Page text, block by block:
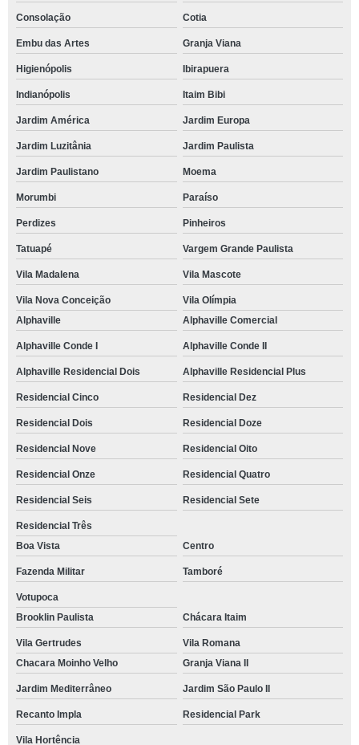
espaço para eventos Panamby
espaço de eventos endereço Vargem Grande Paulista
espaço para eventos empresariais endereço Alphaville
telefone de espaço para eventos empresariais Granja Clotilde
espaço para festa de debutante endereço Monte Santo
onde tem espaço de eventos Parque São George
espaço para eventos pequenos endereço Indianópolis
espaço para confraternização reservar Pitas
espaço para festa de casamento reservar San Diego Park
espaço para confraternização endereço Residencial Onze
onde tem espaço para eventos corporativos Parque Mirante da Mata
espaço para festa de casamento Chácara Canta Galo
espaço para festa de debutante endereço Jardim Rebelato
onde tem espaço de eventos corporativos Caputera
espaço para festa Jardim América
espaço para festa de casamento reservar Quinta dos Angicos
onde tem espaço para confraternização Mirante da Mata
onde tem espaço para confraternização de empresa Jardim Paulistano
espaço para eventos reservar Jardim Passargada I
espaço para eventos empresariais endereço Vila Mascote
espaço de eventos corporativos reservar Alphaville
espaço para festa endereço Jardim do Engenho
espaço de eventos corporativos reservar Parque Rincão
Consolação Cotia
Embu das Artes Granja Viana
Higienópolis Ibirapuera
Indianópolis Itaim Bibi
Jardim América Jardim Europa
Jardim Luzitânia Jardim Paulista
Jardim Paulistano Moema
Morumbi Paraíso
Perdizes Pinheiros
Tatuapé Vargem Grande Paulista
Vila Madalena Vila Mascote
Vila Nova Conceição
Vila Olímpia
Alphaville
Alphaville Comercial
Alphaville Conde I Alphaville Conde II
Alphaville Residencial Dois Alphaville Residencial Plus
Residencial Cinco Residencial Dez
Residencial Dois Residencial Doze
Residencial Nove Residencial Oito
Residencial Onze Residencial Quatro
Residencial Seis Residencial Sete
Residencial Três
Boa Vista
Centro
Fazenda Militar Tamboré
Votupoca
Brooklin Paulista
Chácara Itaim
Vila Gertrudes
Vila Romana
Chacara Moinho Velho
Granja Viana II
Jardim Mediterrâneo Jardim São Paulo II
Recanto Impla Residencial Park
Vila Hortência